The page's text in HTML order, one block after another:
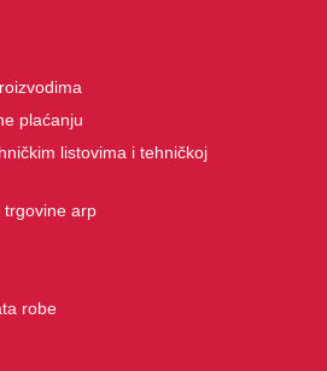
plaćanju
listovima i tehničkoj
trgovine arp
robe